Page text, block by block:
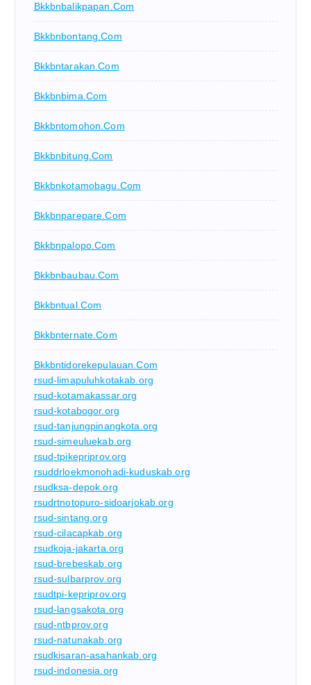
Bkkbnbalikpapan.com
Bkkbnbontang.com
Bkkbntarakan.com
Bkkbnbima.com
Bkkbntomohon.com
Bkkbnbitung.com
Bkkbnkotamobagu.com
Bkkbnparepare.com
Bkkbnpalopo.com
Bkkbnbaubau.com
Bkkbntual.com
Bkkbnternate.com
Bkkbntidorekepulauan.com
rsud-limapuluhkotakab.org
rsud-kotamakassar.org
rsud-kotabogor.org
rsud-tanjungpinangkota.org
rsud-simeuluekab.org
rsud-tpikepriprov.org
rsuddrloekmonohadi-kuduskab.org
rsudksa-depok.org
rsudrtnotopuro-sidoarjokab.org
rsud-sintang.org
rsud-cilacapkab.org
rsudkoja-jakarta.org
rsud-brebeskab.org
rsud-sulbarprov.org
rsudtpi-kepriprov.org
rsud-langsakota.org
rsud-ntbprov.org
rsud-natunakab.org
rsudkisaran-asahankab.org
rsud-indonesia.org